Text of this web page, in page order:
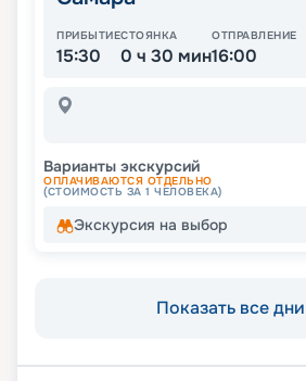
ПРИБЫТИЕ
15:30
СТОЯНКА
0 ч 30 мин
ОТПРАВЛЕНИЕ
16:00
Варианты экскурсий
ОПЛАЧИВАЮТСЯ ОТДЕЛЬНО
(СТОИМОСТЬ ЗА 1 ЧЕЛОВЕКА)
Экскурсия на выбор
Показать все